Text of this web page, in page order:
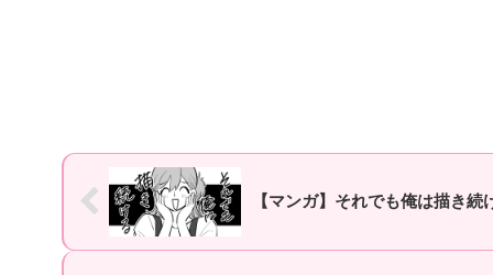
【マンガ】それでも俺は描き続